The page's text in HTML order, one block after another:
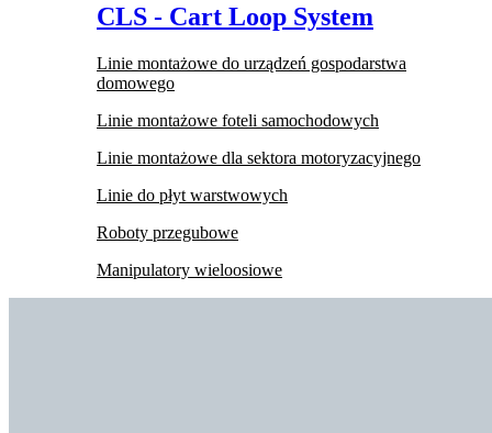
CLS - Cart Loop System
Linie montażowe do urządzeń gospodarstwa
domowego
Linie montażowe foteli samochodowych
Linie montażowe dla sektora motoryzacyjnego
Linie do płyt warstwowych
Roboty przegubowe
Manipulatory wieloosiowe